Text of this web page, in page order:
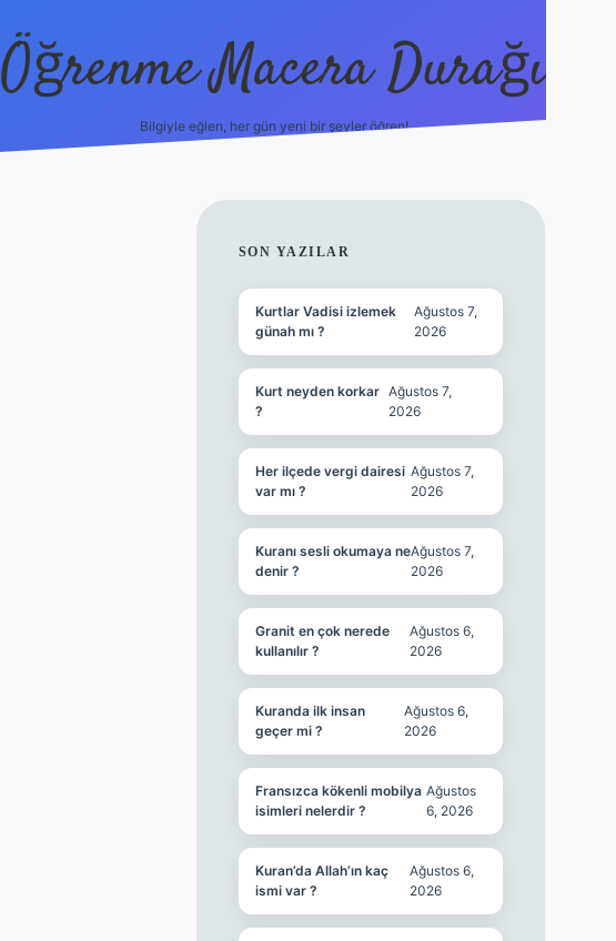
Öğrenme Macera Durağı
Bilgiyle eğlen, her gün yeni bir şeyler öğren!
SIDEBAR
SON YAZILAR
Kurtlar Vadisi izlemek
günah mı ?
Ağustos 7,
2026
Kurt neyden korkar
?
Ağustos 7,
2026
Her ilçede vergi dairesi
var mı ?
Ağustos 7,
2026
Kuranı sesli okumaya ne
denir ?
Ağustos 7,
2026
Granit en çok nerede
kullanılır ?
Ağustos 6,
2026
Kuranda ilk insan
geçer mi ?
Ağustos 6,
2026
Fransızca kökenli mobilya
isimleri nelerdir ?
Ağustos
6, 2026
Kuran’da Allah’ın kaç
ismi var ?
Ağustos 6,
2026